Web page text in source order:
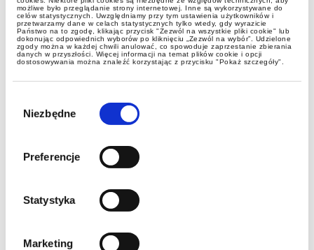
możliwe było przeglądanie strony internetowej. Inne są wykorzystywane do
celów statystycznych. Uwzględniamy przy tym ustawienia użytkowników i
przetwarzamy dane w celach statystycznych tylko wtedy, gdy wyrazicie
Państwo na to zgodę, klikając przycisk "Zezwól na wszystkie pliki cookie" lub
dokonując odpowiednich wyborów po kliknięciu „Zezwól na wybór”. Udzielone
zgody można w każdej chwili anulować, co spowoduje zaprzestanie zbierania
danych w przyszłości. Więcej informacji na temat plików cookie i opcji
dostosowywania można znaleźć korzystając z przycisku "Pokaż szczegóły".
zgody
Niezbędne
Preferencje
Statystyka
Marketing
GWW podczas regat doradców
podatkowych